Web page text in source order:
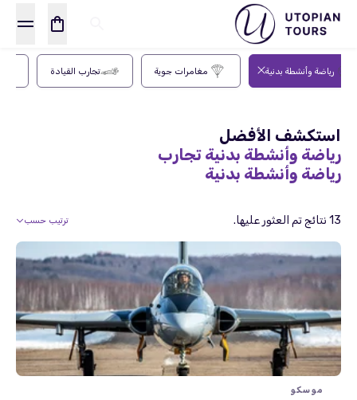
رياضة وأنشطة بدنية مغامرات جوية تجارب القيادة
استكشف الأفضل
رياضة وأنشطة بدنية تجارب
رياضة وأنشطة بدنية
ترتيب حسب 13 نتائج تم العثور عليها.
موسكو